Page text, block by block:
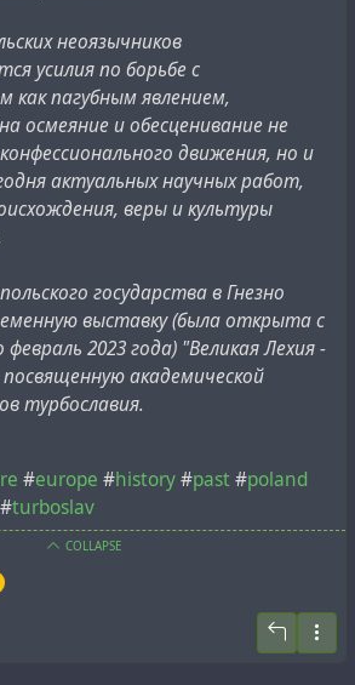
неоязычников
усилия по борьбе с
как пагубным явлением,
осмеяние и обесценивание не
движения, но и
актуальных научных работ,
веры и культуры
государства в Гнезно
выставку (была открыта с
февраль 2023 года) "Великая Лехия -
посвященную академической
турбославия.
#europe #history#past #poland
#turboslav
COLLAPSE